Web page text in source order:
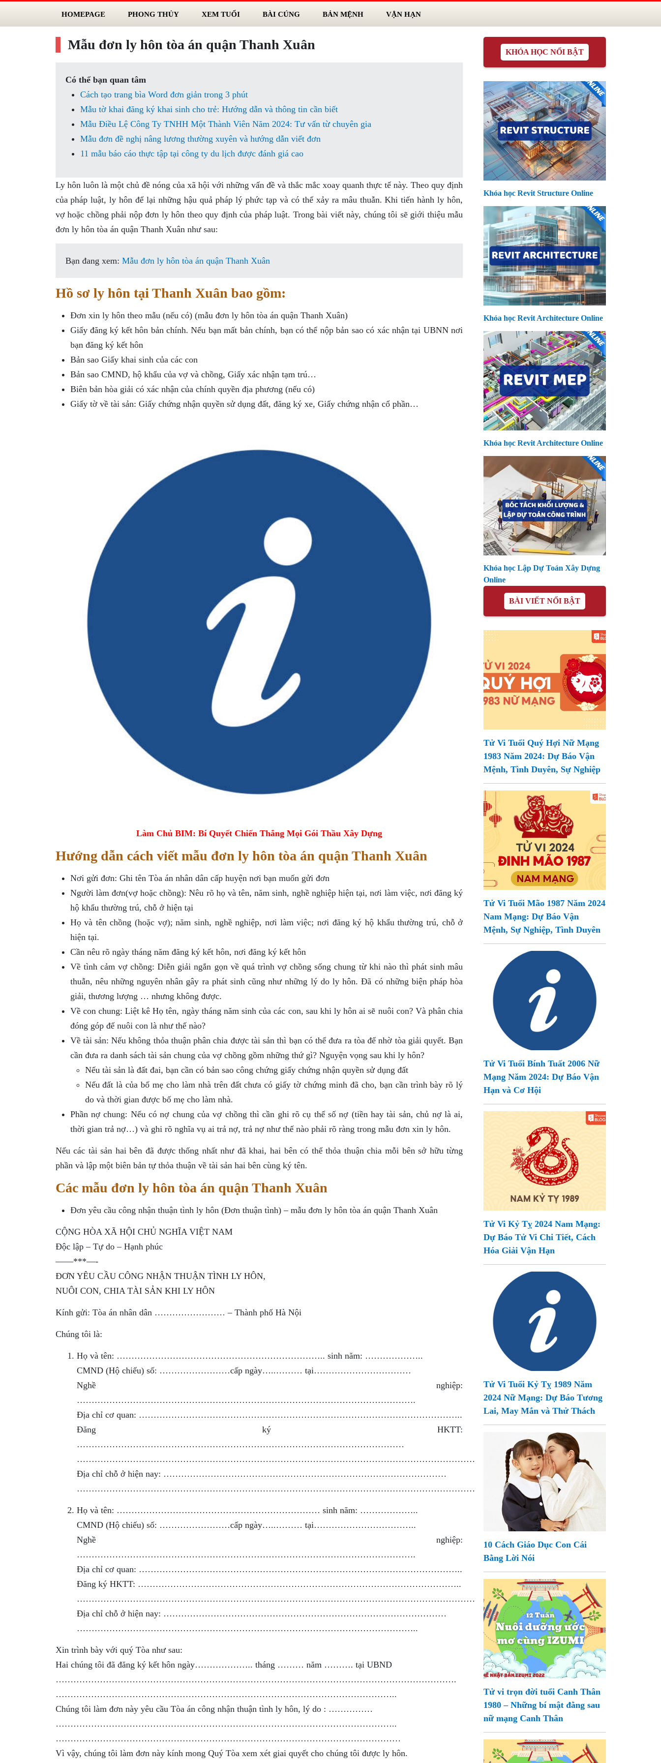
HOMEPAGE PHONG THỦY XEM TUỔI BÀI CÚNG BẢN MỆNH VẬN HẠN
Mẫu đơn ly hôn tòa án quận Thanh Xuân
Có thể bạn quan tâm
Cách tạo trang bìa Word đơn giản trong 3 phút
Mẫu tờ khai đăng ký khai sinh cho trẻ: Hướng dẫn và thông tin cần biết
Mẫu Điều Lệ Công Ty TNHH Một Thành Viên Năm 2024: Tư vấn từ chuyên gia
Mẫu đơn đề nghị nâng lương thường xuyên và hướng dẫn viết đơn
11 mẫu báo cáo thực tập tại công ty du lịch được đánh giá cao
Ly hôn luôn là một chủ đề nóng của xã hội với những vấn đề và thắc mắc xoay quanh thực tế này. Theo quy định
của pháp luật, ly hôn để lại những hậu quả pháp lý phức tạp và có thể xảy ra mâu thuẫn. Khi tiến hành ly hôn,
vợ hoặc chồng phải nộp đơn ly hôn theo quy định của pháp luật. Trong bài viết này, chúng tôi sẽ giới thiệu mẫu
đơn ly hôn tòa án quận Thanh Xuân như sau:
Bạn đang xem: Mẫu đơn ly hôn tòa án quận Thanh Xuân
Hồ sơ ly hôn tại Thanh Xuân bao gồm:
Đơn xin ly hôn theo mẫu (nếu có) (mẫu đơn ly hôn tòa án quận Thanh Xuân)
Giấy đăng ký kết hôn bản chính. Nếu bạn mất bản chính, bạn có thể nộp bản sao có xác nhận tại UBNN nơi
bạn đăng ký kết hôn
Bản sao Giấy khai sinh của các con
Bản sao CMND, hộ khẩu của vợ và chồng, Giấy xác nhận tạm trú…
Biên bản hòa giải có xác nhận của chính quyền địa phương (nếu có)
Giấy tờ về tài sản: Giấy chứng nhận quyền sử dụng đất, đăng ký xe, Giấy chứng nhận cổ phần…
Làm Chủ BIM: Bí Quyết Chiến Thắng Mọi Gói Thầu Xây Dựng
Hướng dẫn cách viết mẫu đơn ly hôn tòa án quận Thanh Xuân
Nơi gửi đơn: Ghi tên Tòa án nhân dân cấp huyện nơi bạn muốn gửi đơn
Người làm đơn(vợ hoặc chồng): Nêu rõ họ và tên, năm sinh, nghề nghiệp hiện tại, nơi làm việc, nơi đăng ký
hộ khẩu thường trú, chỗ ở hiện tại
Họ và tên chồng (hoặc vợ); năm sinh, nghề nghiệp, nơi làm việc; nơi đăng ký hộ khẩu thường trú, chỗ ở
hiện tại.
Cần nêu rõ ngày tháng năm đăng ký kết hôn, nơi đăng ký kết hôn
Về tình cảm vợ chồng: Diễn giải ngắn gọn về quá trình vợ chồng sống chung từ khi nào thì phát sinh mâu
thuẫn, nêu những nguyên nhân gây ra phát sinh cũng như những lý do ly hôn. Đã có những biện pháp hòa
giải, thương lượng … nhưng không được.
Về con chung: Liệt kê Họ tên, ngày tháng năm sinh của các con, sau khi ly hôn ai sẽ nuôi con? Và phân chia
đóng góp để nuôi con là như thế nào?
Về tài sản: Nếu không thỏa thuận phân chia được tài sản thì bạn có thể đưa ra tòa để nhờ tòa giải quyết. Bạn
cần đưa ra danh sách tài sản chung của vợ chồng gồm những thứ gì? Nguyện vọng sau khi ly hôn?
Nếu tài sản là đất đai, bạn cần có bản sao công chứng giấy chứng nhận quyền sử dụng đất
Nếu đất là của bố mẹ cho làm nhà trên đất chưa có giấy tờ chứng minh đã cho, bạn cần trình bày rõ lý
do và thời gian được bố mẹ cho làm nhà.
Phần nợ chung: Nếu có nợ chung của vợ chồng thì cần ghi rõ cụ thể số nợ (tiền hay tài sản, chủ nợ là ai,
thời gian trả nợ…) và ghi rõ nghĩa vụ ai trả nợ, trả nợ như thế nào phải rõ ràng trong mẫu đơn xin ly hôn.
Nếu các tài sản hai bên đã được thống nhất như đã khai, hai bên có thể thỏa thuận chia mỗi bên sở hữu từng
phần và lập một biên bản tự thỏa thuận về tài sản hai bên cùng ký tên.
Các mẫu đơn ly hôn tòa án quận Thanh Xuân
Đơn yêu cầu công nhận thuận tình ly hôn (Đơn thuận tình) – mẫu đơn ly hôn tòa án quận Thanh Xuân
CỘNG HÒA XÃ HỘI CHỦ NGHĨA VIỆT NAM
Độc lập – Tự do – Hạnh phúc
——***—-
ĐƠN YÊU CẦU CÔNG NHẬN THUẬN TÌNH LY HÔN,
NUÔI CON, CHIA TÀI SẢN KHI LY HÔN
Kính gửi: Tòa án nhân dân …………………… – Thành phố Hà Nội
Chúng tôi là:
Họ và tên: …………………………………………………………….. sinh năm: ………………..
CMND (Hộ chiếu) số: ……………………cấp ngày…..……… tại……………………………
Nghề nghiệp:
…………………………………………………………………………………………………….
Địa chỉ cơ quan: ………………………………………………………………………………………………..
Đăng ký HKTT:
…………………………………………………………………………………………………
………………………………………………………………………………………………………………………
Địa chỉ chỗ ở hiện nay: ……………………………………………………………………………………
………………………………………………………………………………………………………………………
Họ và tên: …………………………………………………………… sinh năm: ………………..
CMND (Hộ chiếu) số: ……………………cấp ngày…..……… tại……………………………..
Nghề nghiệp:
…………………………………………………………………………………………………….
Địa chỉ cơ quan: ………………………………………………………………………………………………..
Đăng ký HKTT: ………………………………………………………………………………………………..
………………………………………………………………………………………………………………………
Địa chỉ chỗ ở hiện nay: ……………………………………………………………………………………
……………………………………………………………………………………………………..
Xin trình bày với quý Tòa như sau:
Hai chúng tôi đã đăng ký kết hôn ngày……………….. tháng ……… năm ………. tại UBND
……………………………………………………………………………………………………………………….
……………………………………………………………………………………………………..
Chúng tôi làm đơn này yêu cầu Tòa án công nhận thuận tình ly hôn, lý do : ……………
……………………………………………………………………………………………………..
………………………………………………………………………………………………………
Vì vậy, chúng tôi làm đơn này kính mong Quý Tòa xem xét giai quyết cho chúng tôi được ly hôn.
KHÓA HỌC NỔI BẬT
Khóa học Revit Structure Online
Khóa học Revit Architecture Online
Khóa học Revit Architecture Online
Khóa học Lập Dự Toán Xây Dựng
Online
BÀI VIẾT NỔI BẬT
Tử Vi Tuổi Quý Hợi Nữ Mạng
1983 Năm 2024: Dự Báo Vận
Mệnh, Tình Duyên, Sự Nghiệp
Tử Vi Tuổi Mão 1987 Năm 2024
Nam Mạng: Dự Báo Vận
Mệnh, Sự Nghiệp, Tình Duyên
Tử Vi Tuổi Bính Tuất 2006 Nữ
Mạng Năm 2024: Dự Báo Vận
Hạn và Cơ Hội
Tử Vi Kỷ Tỵ 2024 Nam Mạng:
Dự Báo Tử Vi Chi Tiết, Cách
Hóa Giải Vận Hạn
Tử Vi Tuổi Kỷ Tỵ 1989 Năm
2024 Nữ Mạng: Dự Báo Tương
Lai, May Mắn và Thử Thách
10 Cách Giáo Dục Con Cái
Bằng Lời Nói
Tử vi trọn đời tuổi Canh Thân
1980 – Những bí mật đằng sau
nữ mạng Canh Thân